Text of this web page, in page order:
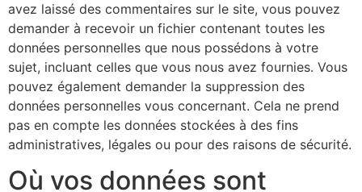
avez laissé des commentaires sur le site, vous pouvez
demander à recevoir un fichier contenant toutes les
données personnelles que nous possédons à votre
sujet, incluant celles que vous nous avez fournies. Vous
pouvez également demander la suppression des
données personnelles vous concernant. Cela ne prend
pas en compte les données stockées à des fins
administratives, légales ou pour des raisons de sécurité.
Où vos données sont